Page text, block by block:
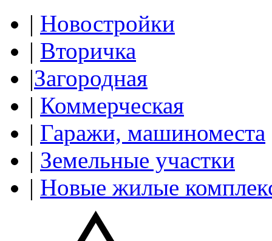
| Новостройки
| Вторичка
|Загородная
| Коммерческая
| Гаражи, машиноместа
| Земельные участки
| Новые жилые